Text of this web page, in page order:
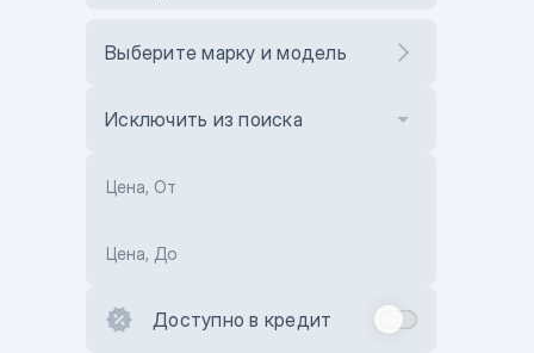
Выберите марку и модель
Исключить из поиска
Цена, От
Цена, До
Доступно в кредит